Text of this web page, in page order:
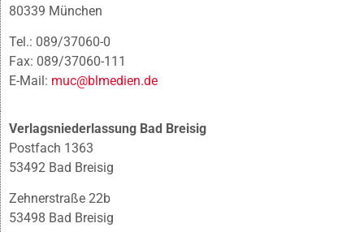
80339 München
Tel.: 089/37060-0
Fax: 089/37060-111
E-Mail: muc@blmedien.de
Verlagsniederlassung Bad Breisig
Postfach 1363
53492 Bad Breisig
Zehnerstraße 22b
53498 Bad Breisig